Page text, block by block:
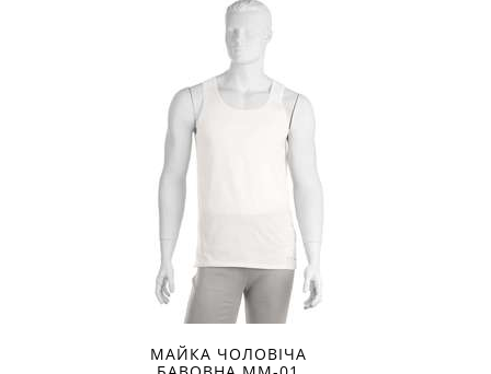
МАЙКА ЧОЛОВІЧА